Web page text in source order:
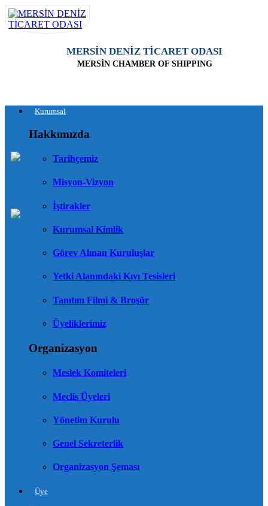
MERSİN DENİZ TİCARET ODASI
MERSİN CHAMBER OF SHIPPING
Kurumsal
Hakkımızda
Tarihçemiz
Misyon-Vizyon
İştirakler
Kurumsal Kimlik
Görev Alınan Kuruluşlar
Yetki Alanındaki Kıyı Tesisleri
Tanıtım Filmi & Broşür
Üyeliklerimiz
Organizasyon
Meslek Komiteleri
Meclis Üyeleri
Yönetim Kurulu
Genel Sekreterlik
Organizasyon Şeması
Üye